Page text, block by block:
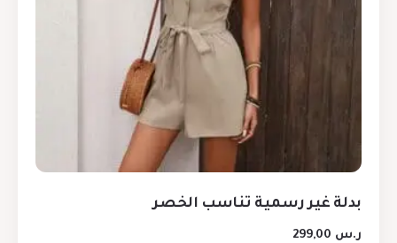
بدلة غير رسمية تناسب الخصر
ر.س